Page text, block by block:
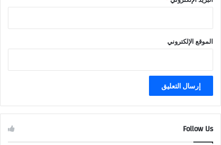
الموقع الإلكتروني
Follow Us